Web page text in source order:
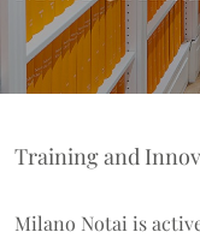
Training and
Milano Notai is